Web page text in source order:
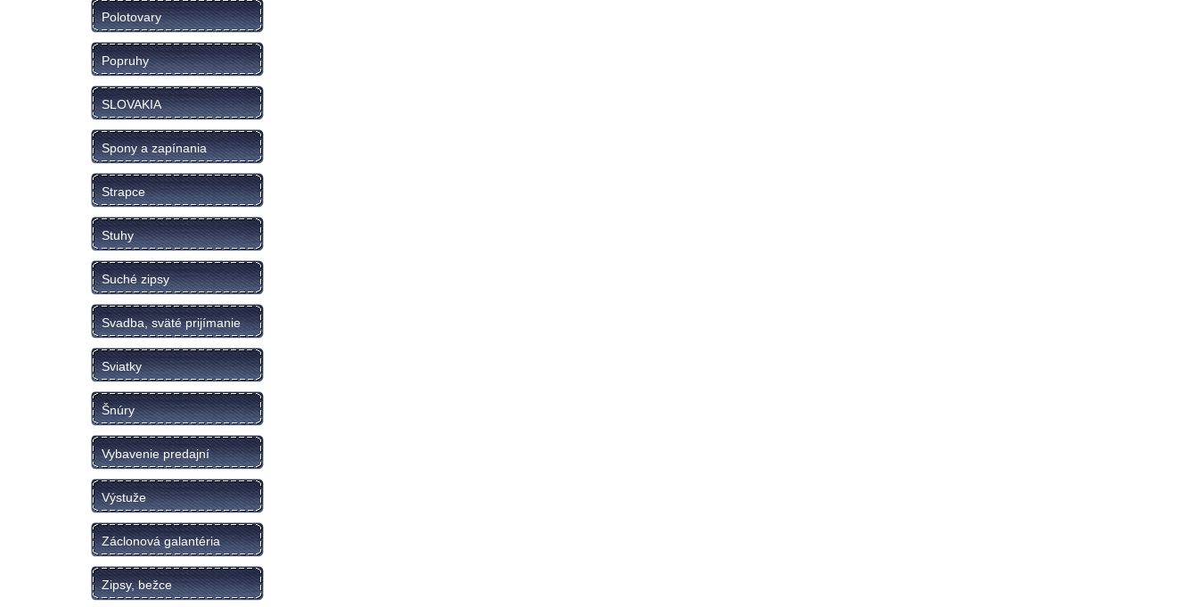
Polotovary
Popruhy
SLOVAKIA
Spony a zapínania
Strapce
Stuhy
Suché zipsy
Svadba, sväté prijímanie
Sviatky
Šnúry
Vybavenie predajní
Výstuže
Záclonová galantéria
Zipsy, bežce